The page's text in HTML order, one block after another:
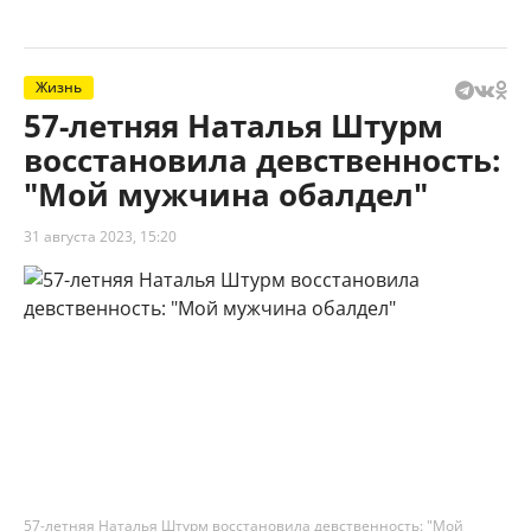
Жизнь
57-летняя Наталья Штурм
восстановила девственность:
"Мой мужчина обалдел"
31 августа 2023, 15:20
57-летняя Наталья Штурм восстановила девственность: "Мой